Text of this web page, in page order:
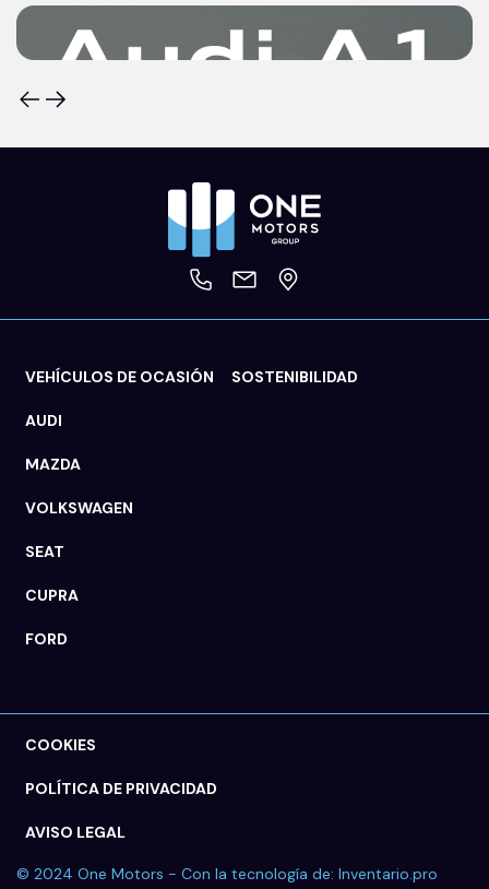
VEHÍCULOS DE OCASIÓN SOSTENIBILIDAD
AUDI
MAZDA
VOLKSWAGEN
SEAT
CUPRA
FORD
COOKIES
POLÍTICA DE PRIVACIDAD
AVISO LEGAL
© 2024 One Motors - Con la tecnología de: Inventario.pro